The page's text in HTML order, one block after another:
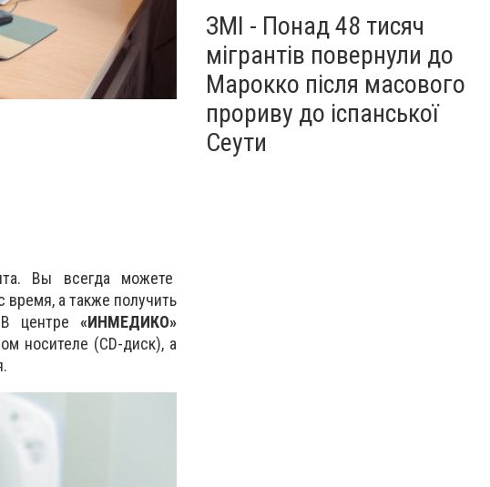
Вы всегда можете
а также получить
центре «ИНМЕДИКО»
носителе (CD-диск), а
ЗМІ - Понад 48 тисяч
мігрантів повернули до
Марокко після масового
прориву до іспанської
Сеути